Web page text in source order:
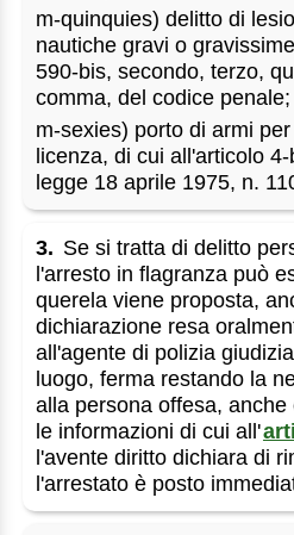
m-quinquies) delitto di
nautiche gravi o
590-bis, secondo, terzo,
comma, del codice penale;
m-sexies) porto di armi
licenza, di cui all'articolo
legge 18 aprile 1975, n.
3. Se si tratta di delitto
l'arresto in flagranza può
querela viene proposta,
dichiarazione resa
all'agente di polizia
luogo, ferma restando la
alla persona offesa,
le informazioni di cui all'
l'avente diritto dichiara di
l'arrestato è posto